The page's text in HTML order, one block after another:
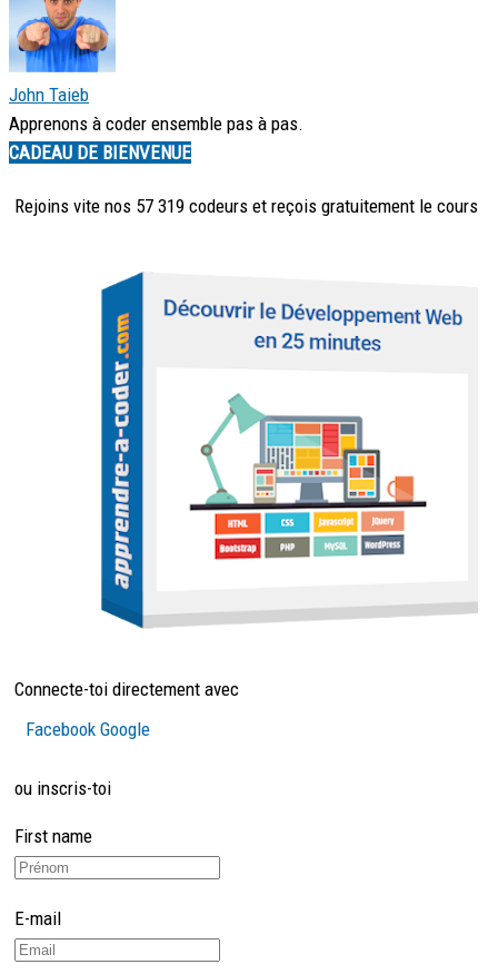
John Taieb
Apprenons à coder ensemble pas à pas.
CADEAU DE BIENVENUE
Rejoins vite nos 57 319 codeurs et reçois gratuitement le cours
Connecte-toi directement avec
Facebook Google
ou inscris-toi
First name
E-mail